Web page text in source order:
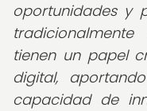
oportunidades y
tienen un papel
digital,
capacidad de